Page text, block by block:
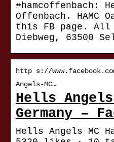
#hamcoffenbach:
Offenbach. HAMC
this FB page. All
Diebweg, 63500
http s://
Angels-MC…
Hells Angels
Germany –
Hells Angels MC